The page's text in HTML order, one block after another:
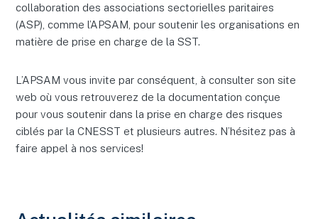
collaboration des associations sectorielles paritaires
(ASP), comme l’APSAM, pour soutenir les organisations en
matière de prise en charge de la SST.
L’APSAM vous invite par conséquent, à consulter son site
web où vous retrouverez de la documentation conçue
pour vous soutenir dans la prise en charge des risques
ciblés par la CNESST et plusieurs autres. N’hésitez pas à
faire appel à nos services!